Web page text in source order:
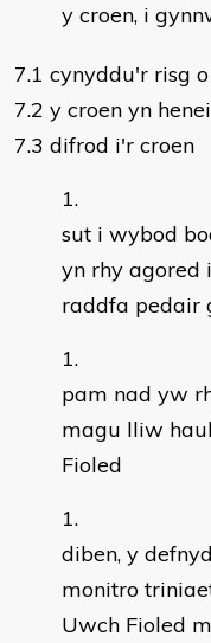
y croen, i
7.1 cynyddu'r risg
7.2 y croen yn
7.3 difrod i'r croen
sut i wybod
yn rhy agored
raddfa pedair
pam nad yw
magu lliw
Fioled
diben, y
monitro
Uwch Fioled